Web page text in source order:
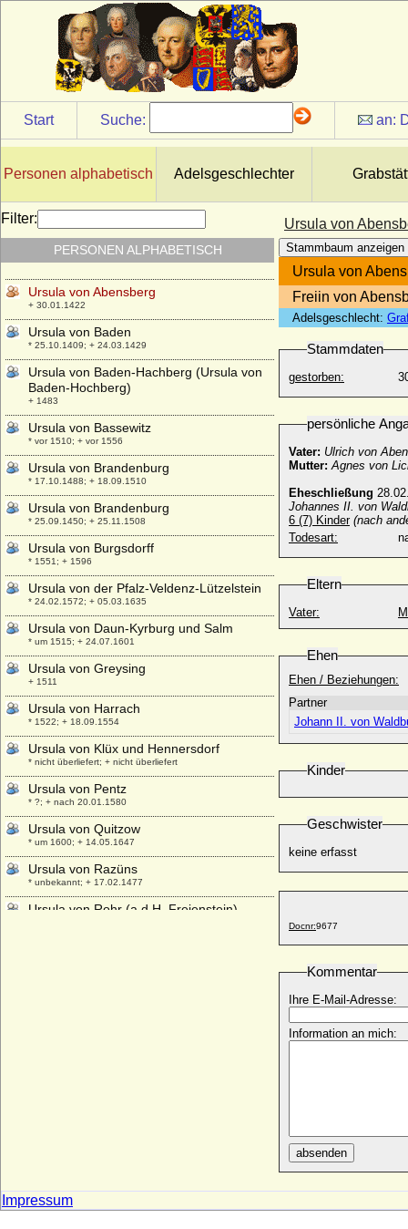
Start Suche: an:
Personen alphabetisch Adelsgeschlechter
Ursula von
Stammbaum anzeigen
Ursula von
Freiin von
Adelsgeschlecht:
Stammdaten
gestorben:
persönliche
Vater: Ulrich von
Mutter: Agnes von
Eheschließung
Johannes II. von
6 (7) Kinder (nach
Todesart:
Eltern
Vater:
Ehen
Ehen / Beziehungen:
Partner
Johann II. von
Kinder
Geschwister
keine erfasst
Docnr:9677
Kommentar
Ihre E-Mail-Adresse:
Information an mich:
absenden
Filter:
PERSONEN ALPHABETISCH
Ursula Margarethe Konstantia Louisa von
Callenberg, Gräfin
* 25.08.1752; + 29.08.1803
Ursula Marianne von Kittlitz, Freiin
* 27.06.1640; + 26.03.1694
Ursula Philipota van Raesfeld
Ursula Regina Maria von Friesen
* 27.08.1658; + 29.10.1714
Ursula Sophie von Katte (a.d.H. Vieritz)
* 26.08.1611; + 27.02.1670
Ursula van Reede (Ursulina van Reede)
* 30.05.1719; + 31.10.1747
Ursula von Abensberg
+ 30.01.1422
Ursula von Baden
* 25.10.1409; + 24.03.1429
Ursula von Baden-Hachberg (Ursula von
Baden-Hochberg)
+ 1483
Ursula von Bassewitz
* vor 1510; + vor 1556
Ursula von Brandenburg
* 17.10.1488; + 18.09.1510
Ursula von Brandenburg
* 25.09.1450; + 25.11.1508
Ursula von Burgsdorff
* 1551; + 1596
Ursula von der Pfalz-Veldenz-Lützelstein
* 24.02.1572; + 05.03.1635
Ursula von Daun-Kyrburg und Salm
* um 1515; + 24.07.1601
Ursula von Greysing
+ 1511
Ursula von Harrach
* 1522; + 18.09.1554
Ursula von Klüx und Hennersdorf
* nicht überliefert; + nicht überliefert
Ursula von Pentz
* ?; + nach 20.01.1580
Ursula von Quitzow
* um 1600; + 14.05.1647
Ursula von Razüns
* unbekannt; + 17.02.1477
Ursula von Rohr (a.d.H. Freienstein)
* ?; + 17.12.1637
Impressum